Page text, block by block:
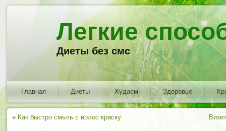
Легкие
Диеты без смс
Главная Диеты Худаем Здоровье
« Как быстро смыть с волос краску